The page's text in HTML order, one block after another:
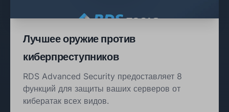
Лучшее оружие против
киберпреступников
RDS Advanced Security предоставляет 8
функций для защиты ваших серверов от
кибератак всех видов.